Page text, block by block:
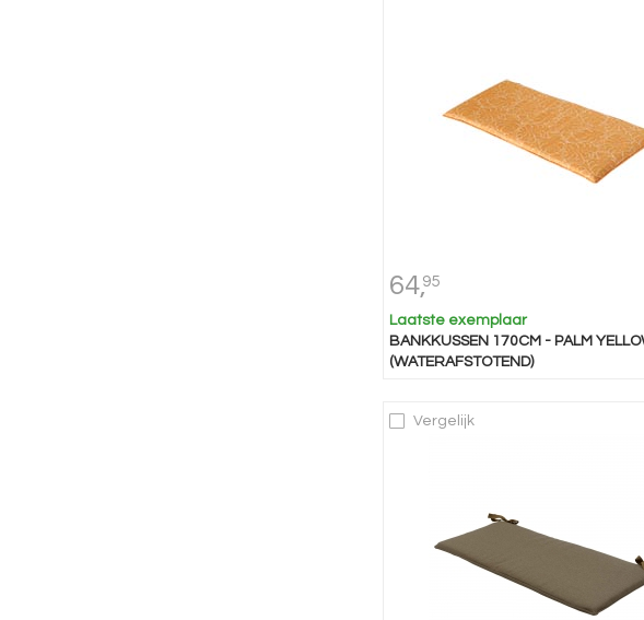
64,95
Laatste exemplaar
BANKKUSSEN 170CM - PALM
(WATERAFSTOTEND)
Vergelijk